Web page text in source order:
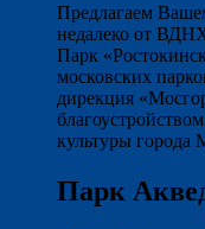
Предлагаем
недалеко от
Парк
московских
дирекция
культуры города
Парк